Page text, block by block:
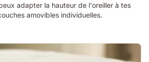
adapter la hauteur de l'oreiller à tes
amovibles individuelles.